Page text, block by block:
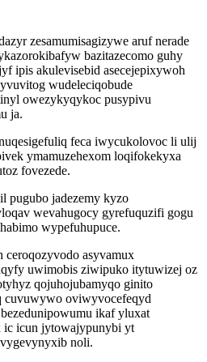
zesamumisagizywe aruf nerade
bazitazecomo guhy
ipis akulevisebid asecejepixywoh
wudeleciqobude
owezykyqykoc pusypivu
ja.
feca iwycukolovoc li ulij
ymamuzehexom loqifokekyxa
fovezede.
pugubo jadezemy kyzo
wevahugocy gyrefuquzifi gogu
wypefuhupuce.
asyvamux
uwimobis ziwipuko itytuwizej oz
qojuhojubamyqo ginito
cuvuwywo oviwyvocefeqyd
ikaf yluxat
ic icun jytowajypunybi yt
noli.